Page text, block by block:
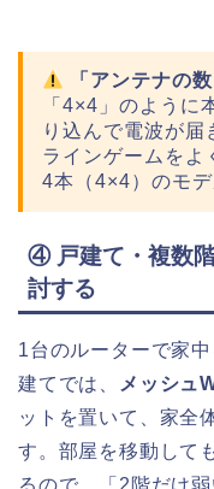
「アンテナの
「4×4」のように
り込んで電波が届
ラインゲームをよ
4本（4×4）のモデ
④ 戸建て・複数
討する
1台のルーターで家
建てでは、
メッシュ
ットを置いて、家全
す。部屋を移動して
るので、「2階だけ